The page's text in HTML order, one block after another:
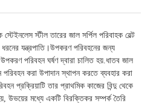
স্টীল তারের জাল সর্পিল পরিবাহক বেল্ট
যন্ত্রপাতি।উপকরণ পরিবহনের জন্য
পরিবহন ঘর্ষণ দ্বারা চালিত হয়.ধাতব জাল
পরিবহন করা উপাদান স্থাপন করতে ব্যবহার করা
প্রক্রিয়াটি তার প্রাথমিক কাজের বিন্দু থেকে
উভয়ের মধ্যে একটি বিরক্তিকর সম্পর্ক তৈরি